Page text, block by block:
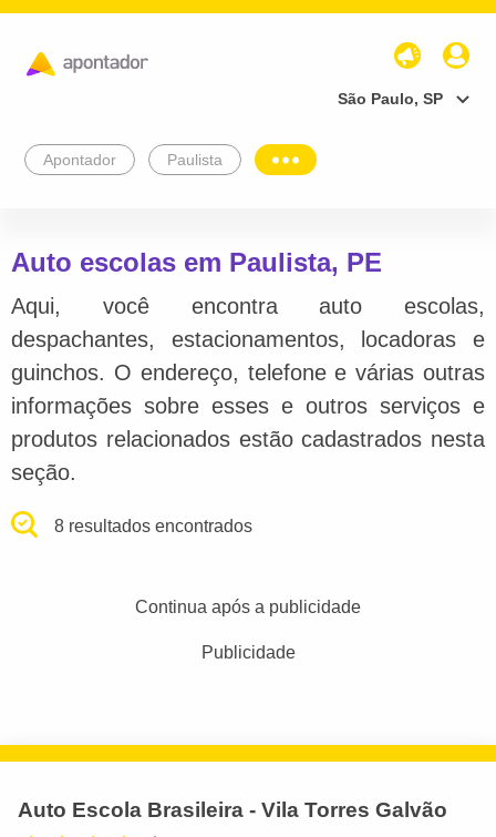
São Paulo, SP
Apontador Paulista
Auto escolas em Paulista, PE
Aqui, você encontra auto escolas,
despachantes, estacionamentos, locadoras e
guinchos. O endereço, telefone e várias outras
informações sobre esses e outros serviços e
produtos relacionados estão cadastrados nesta
seção.
8 resultados encontrados
Continua após a publicidade
Publicidade
Auto Escola Brasileira - Vila Torres Galvão